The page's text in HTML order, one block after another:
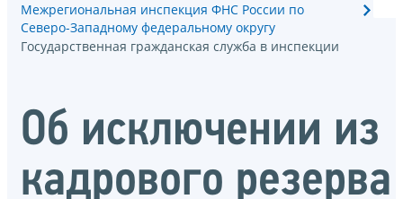
Межрегиональная инспекция ФНС России по
Северо-Западному федеральному округу
Государственная гражданская служба в инспекции
Об исключении из
кадрового резерва